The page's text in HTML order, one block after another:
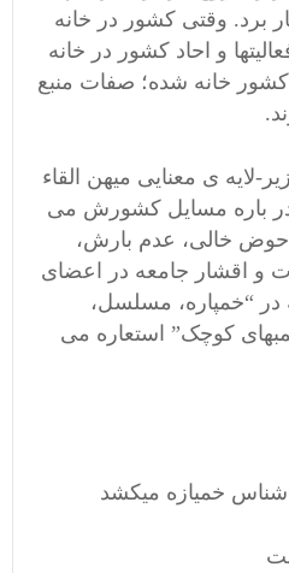
برد. وقتی کشور در خانه
و احاد کشور در خانه
کشور خانه شده؛ صفات منبع
لایه ی معنایی میهن القاء
در باره مسایل کشورش می
خالی، عدم بارش،
و اقشار جامعه در اعضای
در “خمپاره، مسلسل،
کوچک” استعاره می
خمیازه میکشد